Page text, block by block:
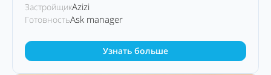
ЗастройщикAzizi
ГотовностьAsk manager
Узнать больше